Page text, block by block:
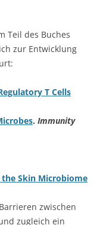
Teil des Buches
zur Entwicklung
T Cells
. Immunity
Skin Microbiome
zwischen
zugleich ein